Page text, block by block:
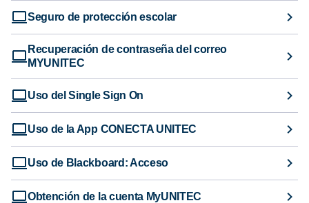
Seguro de protección escolar
Recuperación de contraseña del correo
MYUNITEC
Uso del Single Sign On
Uso de la App CONECTA UNITEC
Uso de Blackboard: Acceso
Obtención de la cuenta MyUNITEC